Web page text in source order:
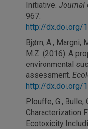
Initiative. Journal
967.
http://dx.doi.org/
Bjørn, A., Margni,
M.Z. (2016). A
environmental
assessment.
http://dx.doi.org/
Plouffe, G., Bulle,
Characterization
Ecotoxicity